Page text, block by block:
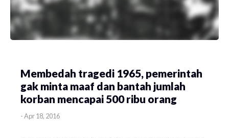
Membedah tragedi 1965, pemerintah
gak minta maaf dan bantah jumlah
korban mencapai 500 ribu orang
-Apr 18, 2016